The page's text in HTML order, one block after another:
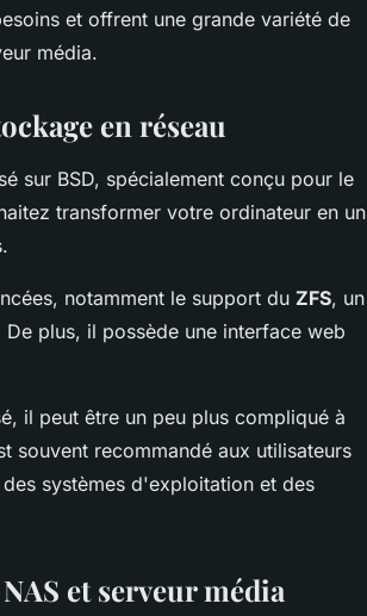
et offrent une grande variété de
média.
en réseau
sur BSD, spécialement conçu pour le
transformer votre ordinateur en un
notamment le support du ZFS, un
plus, il possède une interface web
il peut être un peu plus compliqué à
souvent recommandé aux utilisateurs
systèmes d'exploitation et des
et serveur média